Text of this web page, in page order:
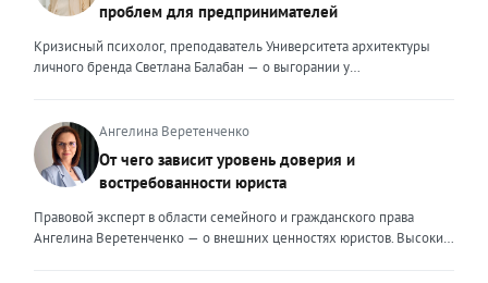
проблем для предпринимателей
Кризисный психолог, преподаватель Университета архитектуры
личного бренда Светлана Балабан — о выгорании у
проблемой, однако выгорание у предпринимателей заметно
отличается от выгорания у наёмных сотрудников. Наёмный
сотрудник может уйти на больничный или в отпуск, пожаловаться
на что-то начальству или сменить работу. Предприниматель — сам
себе начальник и основа системы. Если он устаёт, бизнес не встанет
на паузу, а просто начнёт разваливаться. У предпринимателей
Ангелина Веретенченко
От чего зависит уровень доверия и
востребованности юриста
Правовой эксперт в области семейного и гражданского права
Ангелина Веретенченко — о внешних ценностях юристов. Высокий